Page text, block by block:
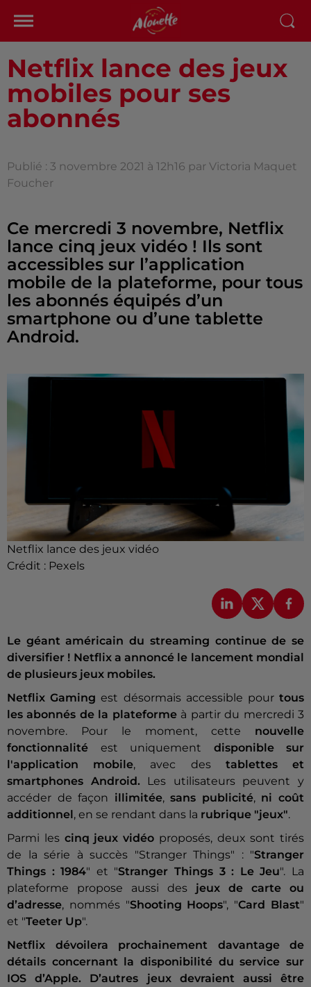
Netflix lance des jeux
mobiles pour ses
abonnés
Publié : 3 novembre 2021 à 12h16 par Victoria Maquet
Foucher
Ce mercredi 3 novembre, Netflix
lance cinq jeux vidéo ! Ils sont
accessibles sur l’application
mobile de la plateforme, pour tous
les abonnés équipés d’un
smartphone ou d’une tablette
Android.
Netflix lance des jeux vidéo
Crédit : Pexels
Le géant américain du streaming continue de se
diversifier ! Netflix a annoncé le lancement mondial
de plusieurs jeux mobiles.
Netflix Gaming est désormais accessible pourtous
les abonnés de la plateformeà partir du mercredi 3
novembre. Pour le moment, cette nouvelle
fonctionnalité est uniquement disponible sur
l'application mobile, avec destablettes et
smartphones Android. Les utilisateurs peuvent y
accéder de façon illimitée,sans publicité, ni coût
additionnel , en se rendant dans la rubrique "jeux".
Parmi les cinq jeux vidéo proposés, deux sont tirés
de la série à succès "Stranger Things" : "Stranger
Things : 1984" et "Stranger Things 3 : Le Jeu". La
plateforme propose aussi des jeux de carte
ou
d’adresse, nommés "Shooting Hoops", "Card Blast"
et "Teeter Up".
Netflix dévoilera prochainement davantage de
détails concernant la disponibilité du service sur
IOS d’Apple.
D’autres jeux devraient aussi être